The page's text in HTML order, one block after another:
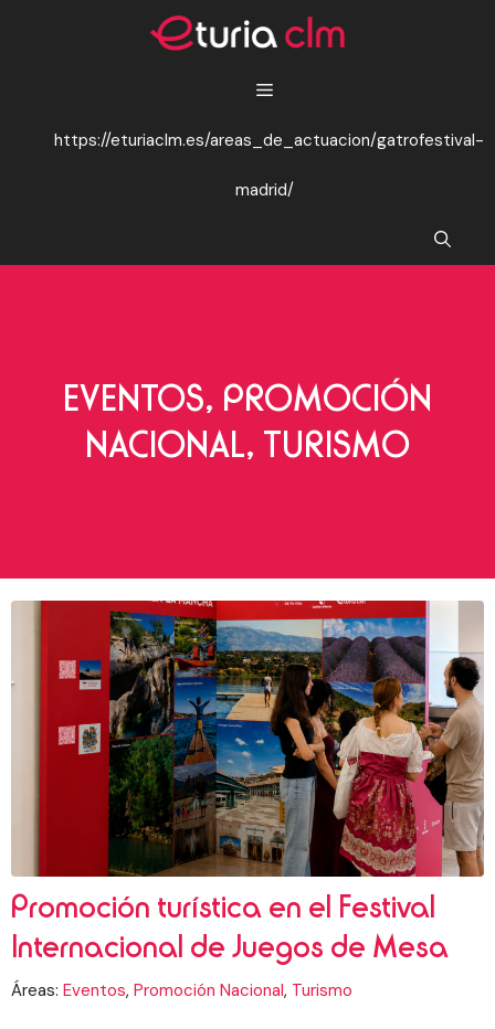
https://eturiaclm.es/areas_de_actuacion/gatrofestival-
madrid/
EVENTOS, PROMOCIÓN
NACIONAL, TURISMO
Promoción turística en el Festival
Internacional de Juegos de Mesa
Áreas: Eventos, Promoción Nacional, Turismo